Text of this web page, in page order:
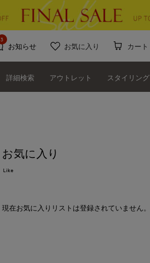
お知らせ
3
お気に入り カート
詳細検索 アウトレット スタイリング
お気に入り
Like
現在お気に入りリストは登録されていません。